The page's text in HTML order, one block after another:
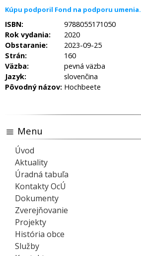
Kúpu podporil Fond na podporu umenia.
ISBN:
9788055171050
Rok vydania:
2020
Obstaranie:
2023-09-25
Strán:
160
Väzba:
pevná väzba
Jazyk:
slovenčina
Pôvodný názov: Hochbeete
Menu
Úvod
Aktuality
Úradná tabuľa
Kontakty OcÚ
Dokumenty
Zverejňovanie
Projekty
História obce
Služby